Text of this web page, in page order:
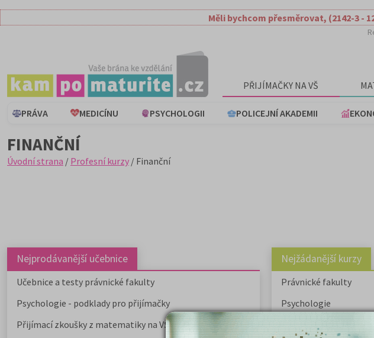
Měli bychcom přesměrovat, (2142-3 -
PŘIJÍMAČKY NA VŠ
PRÁVA MEDICÍNU PSYCHOLOGII POLICEJNÍ AKADEMII
FINANČNÍ
Úvodní strana / Profesní kurzy / Finanční
Nejprodávanější učebnice
Učebnice a testy právnické fakulty
Psychologie - podklady pro přijímačky
Přijímací zkoušky z matematiky na VŠE Praha
Nejžádanější kurzy
Právnické fakulty
Psychologie
Lékařské fakulty,